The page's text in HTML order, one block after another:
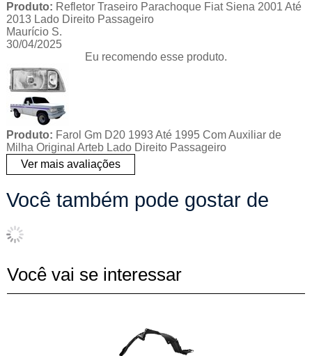
Produto: Refletor Traseiro Parachoque Fiat Siena 2001 Até
2013 Lado Direito Passageiro
Maurício S.
30/04/2025
Eu recomendo esse produto.
Produto: Farol Gm D20 1993 Até 1995 Com Auxiliar de
Milha Original Arteb Lado Direito Passageiro
Ver mais avaliações
Você também pode gostar de
Você vai se interessar